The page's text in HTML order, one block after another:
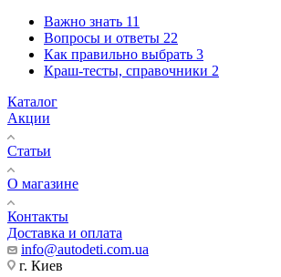
Важно знать 11
Вопросы и ответы 22
Как правильно выбрать 3
Краш-тесты, справочники 2
Каталог
Акции
Статьи
О магазине
Контакты
Доставка и оплата
info@autodeti.com.ua
г. Киев